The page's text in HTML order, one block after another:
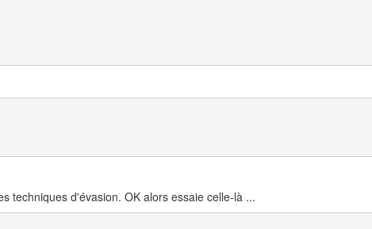
techniques d'évasion. OK alors essaie celle-là ...